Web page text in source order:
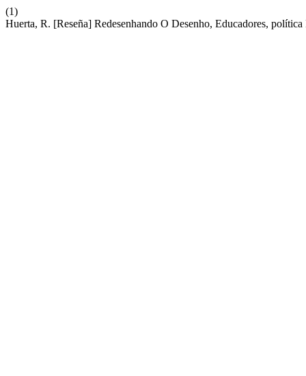
(1)
Huerta, R. [Reseña] Redesenhando O Desenho, Educadores,